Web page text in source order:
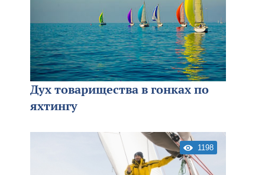
Дух товарищества в гонках по
яхтингу
1198